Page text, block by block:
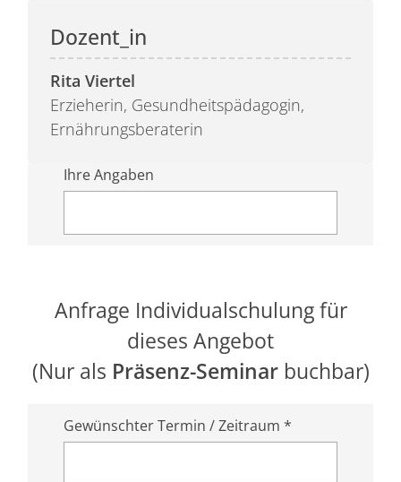
Rita Viertel
Erzieherin, Gesundheitspädagogin,
Ernährungsberaterin
Ihre Angaben
Anfrage Individualschulung für
dieses Angebot
(Nur als Präsenz-Seminarbuchbar)
Gewünschter Termin / Zeitraum *